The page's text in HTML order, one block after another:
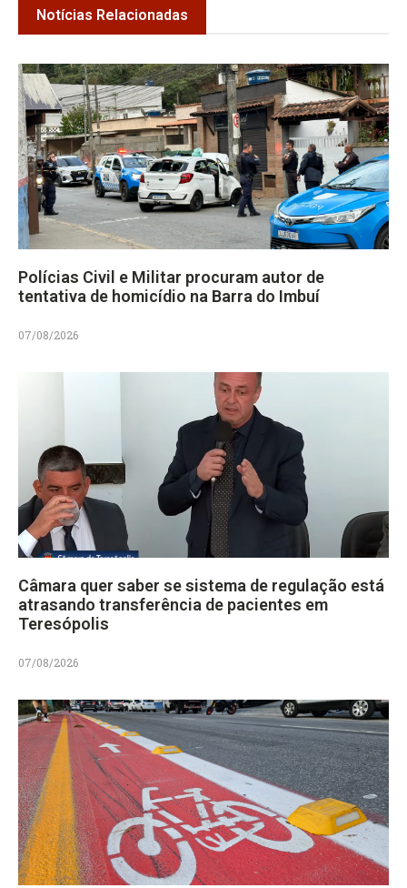
Notícias Relacionadas
Polícias Civil e Militar procuram autor de
tentativa de homicídio na Barra do Imbuí
07/08/2026
Câmara quer saber se sistema de regulação está
atrasando transferência de pacientes em
Teresópolis
07/08/2026